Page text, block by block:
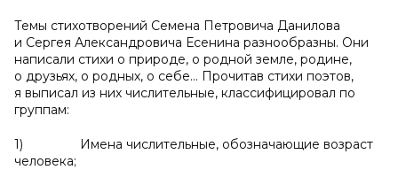
Темы стихотворений Семена Петровича Данилова
и Сергея Александровича Есенина разнообразны. Они
написали стихи о природе, о родной земле, родине,
о друзьях, о родных, о себе… Прочитав стихи поэтов,
я выписал из них числительные, классифицировал по
группам:
1) Имена числительные, обозначающие возраст
человека;